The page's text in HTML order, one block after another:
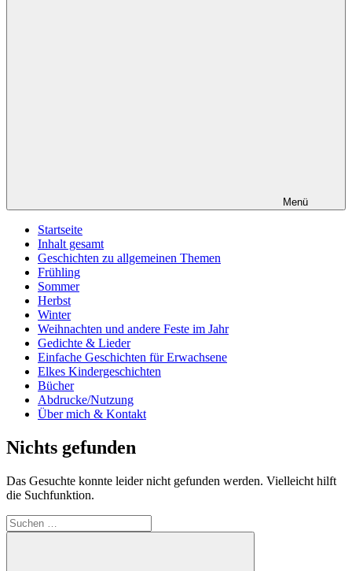
Menü
Startseite
Inhalt gesamt
Geschichten zu allgemeinen Themen
Frühling
Sommer
Herbst
Winter
Weihnachten und andere Feste im Jahr
Gedichte & Lieder
Einfache Geschichten für Erwachsene
Elkes Kindergeschichten
Bücher
Abdrucke/Nutzung
Über mich & Kontakt
Nichts gefunden
Das Gesuchte konnte leider nicht gefunden werden. Vielleicht hilft
die Suchfunktion.
Suchen
nach: